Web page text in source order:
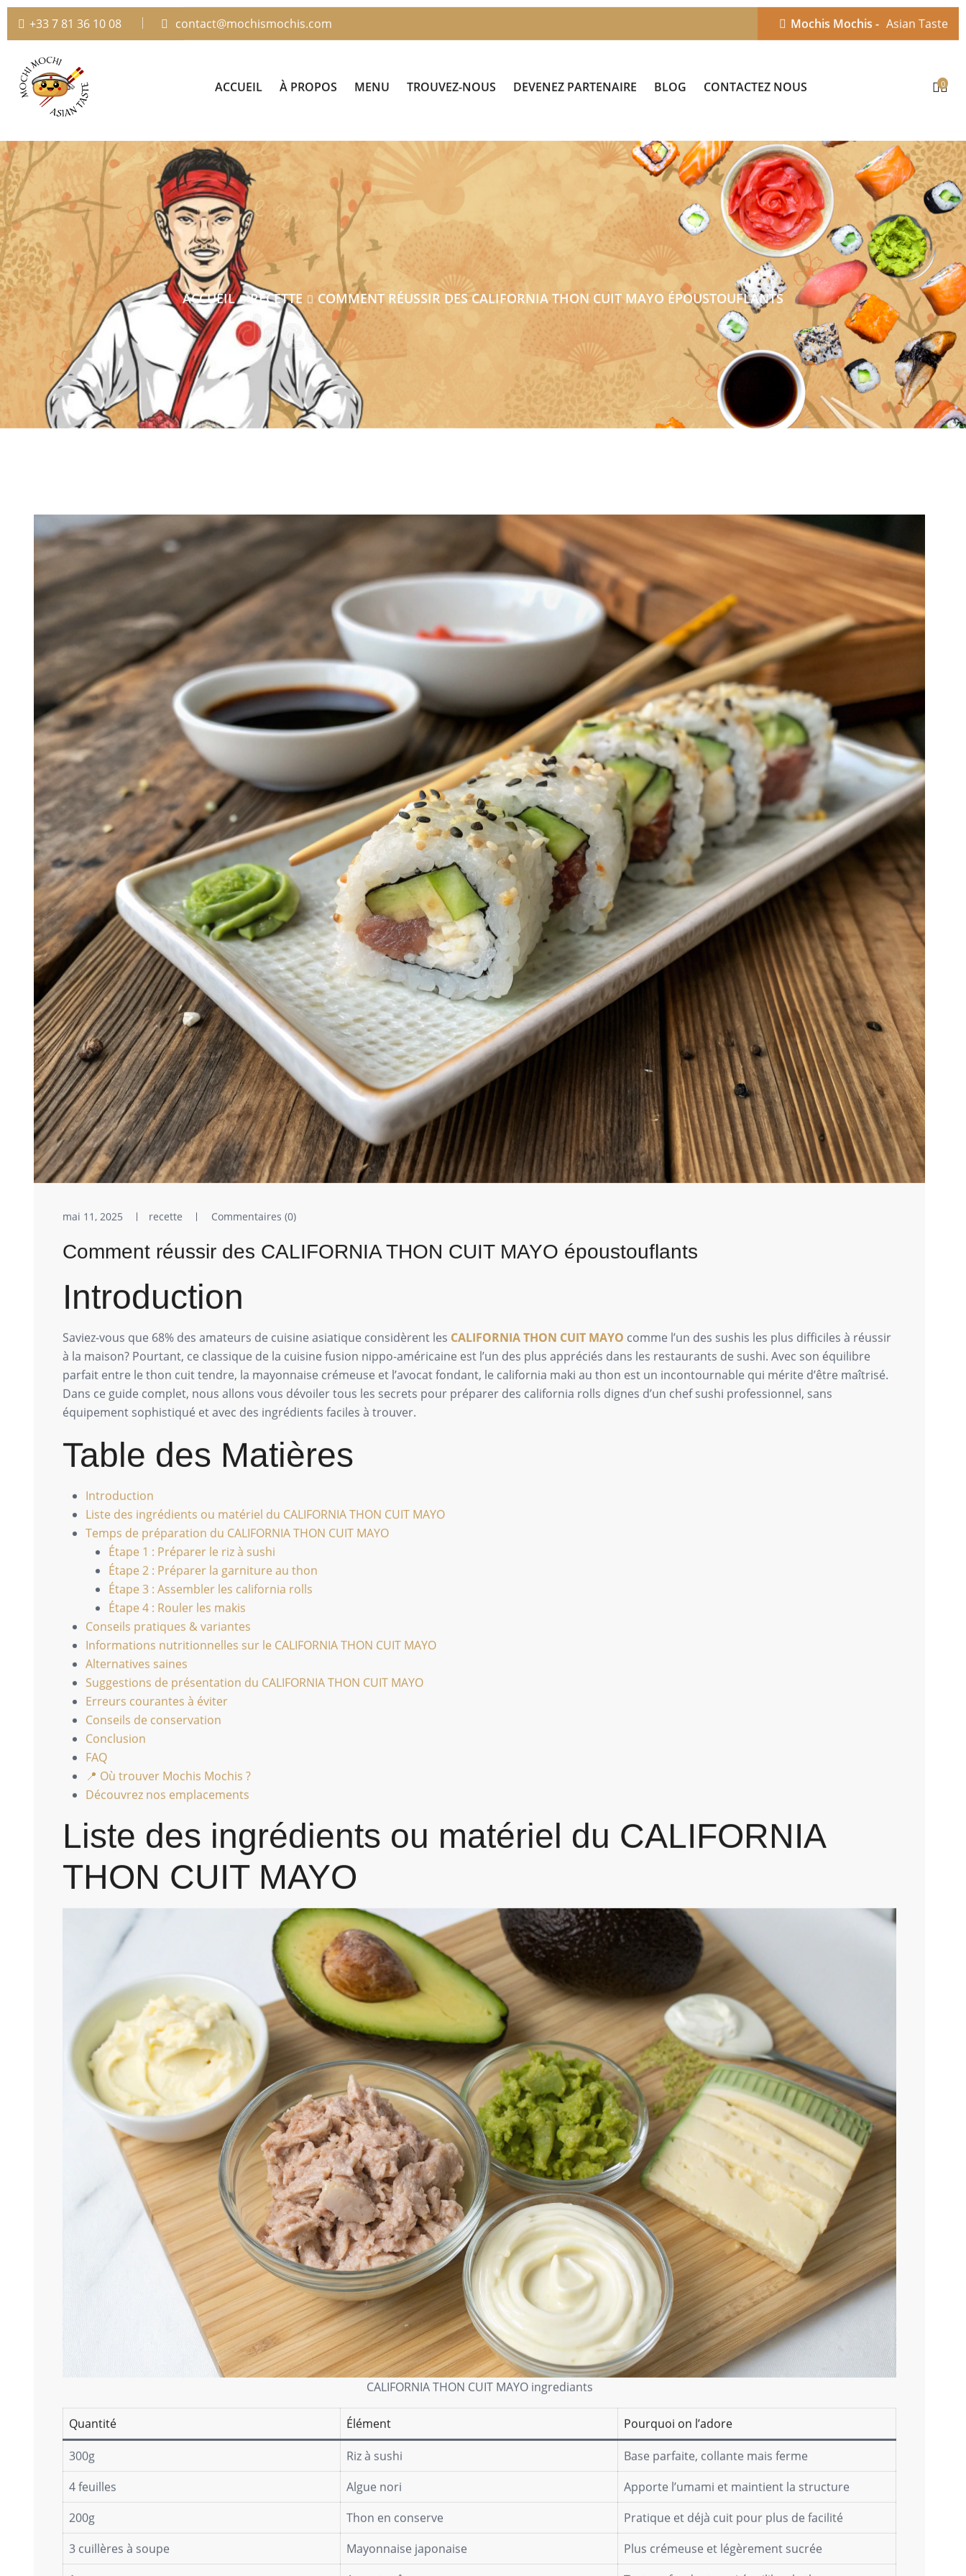
+33 7 81 36 10 08 contact@mochismochis.com Mochis Mochis - Asian Taste
ACCUEIL À PROPOS MENU TROUVEZ-NOUS DEVENEZ PARTENAIRE BLOG CONTACTEZ NOUS 0
ACCUEIL RECETTE COMMENT RÉUSSIR DES CALIFORNIA THON CUIT MAYO ÉPOUSTOUFLANTS
mai 11, 2025 recette Commentaires (0)
Comment réussir des CALIFORNIA THON CUIT MAYO époustouflants
Introduction
Saviez-vous que 68% des amateurs de cuisine asiatique considèrent les CALIFORNIA THON CUIT MAYO comme l’un des sushis les plus difficiles à réussir
à la maison? Pourtant, ce classique de la cuisine fusion nippo-américaine est l’un des plus appréciés dans les restaurants de sushi. Avec son équilibre
parfait entre le thon cuit tendre, la mayonnaise crémeuse et l’avocat fondant, le california maki au thon est un incontournable qui mérite d’être maîtrisé.
Dans ce guide complet, nous allons vous dévoiler tous les secrets pour préparer des california rolls dignes d’un chef sushi professionnel, sans
équipement sophistiqué et avec des ingrédients faciles à trouver.
Table des Matières
Introduction
Liste des ingrédients ou matériel du CALIFORNIA THON CUIT MAYO
Temps de préparation du CALIFORNIA THON CUIT MAYO
Étape 1 : Préparer le riz à sushi
Étape 2 : Préparer la garniture au thon
Étape 3 : Assembler les california rolls
Étape 4 : Rouler les makis
Conseils pratiques & variantes
Informations nutritionnelles sur le CALIFORNIA THON CUIT MAYO
Alternatives saines
Suggestions de présentation du CALIFORNIA THON CUIT MAYO
Erreurs courantes à éviter
Conseils de conservation
Conclusion
FAQ
📍 Où trouver Mochis Mochis ?
Découvrez nos emplacements
Liste des ingrédients ou matériel du CALIFORNIA
THON CUIT MAYO
CALIFORNIA THON CUIT MAYO ingrediants
Quantité Élément Pourquoi on l’adore
300g Riz à sushi
Base parfaite, collante mais ferme
4 feuilles
Algue nori
Apporte l’umami et maintient la structure
200g
Thon en conserve
Pratique et déjà cuit pour plus de facilité
3 cuillères à soupe
Mayonnaise japonaise
Plus crémeuse et légèrement sucrée